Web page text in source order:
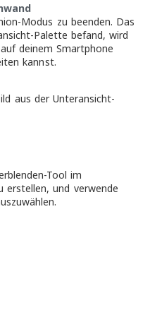
Modus zu beenden. Das
Palette befand, wird
deinem Smartphone
kannst.
aus der Unteransicht-
Tool im
erstellen, und verwende